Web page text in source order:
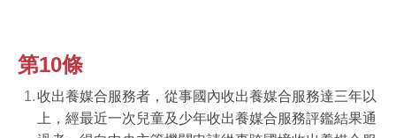
第10條
收出養媒合服務者，從事國內收出養媒合服務達三年以
上，經最近一次兒童及少年收出養媒合服務評鑑結果通